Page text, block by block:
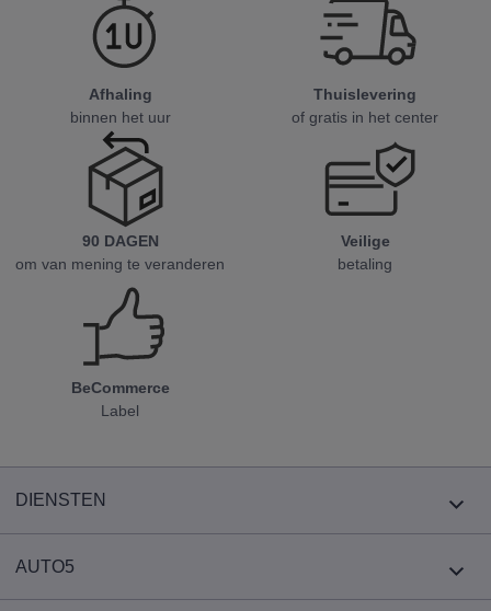
DIENSTEN
AUTO5
Afhaling
binnen het uur
Thuislevering
of gratis in het center
90 DAGEN
om van mening te veranderen
Veilige
betaling
BeCommerce
Label